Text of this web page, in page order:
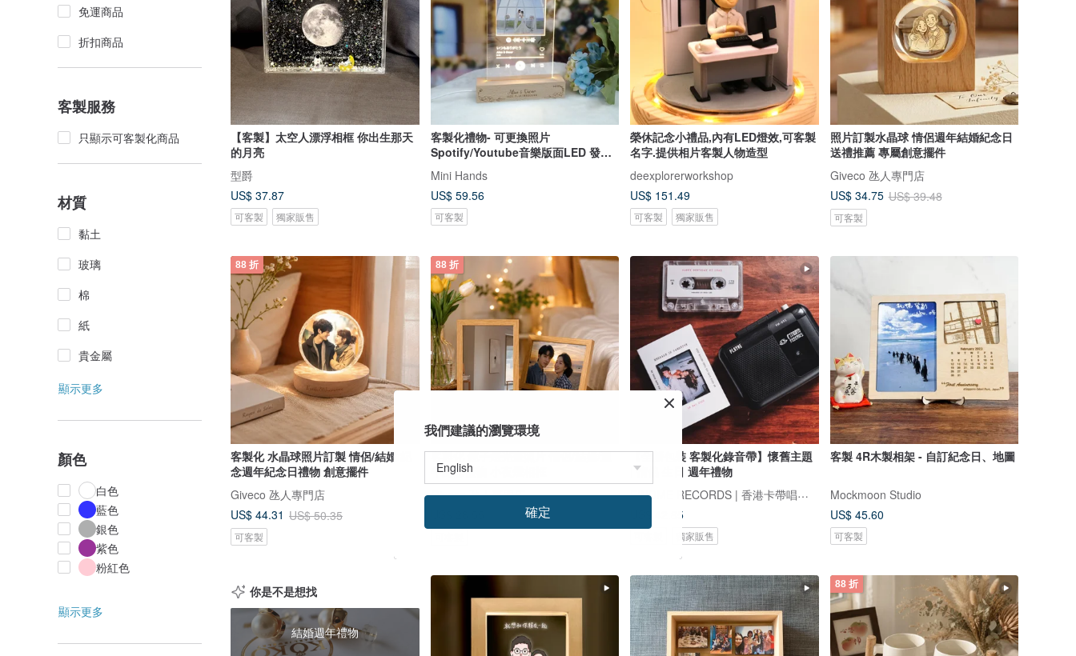
免運商品
折扣商品
客製服務
只顯示可客製化商品
材質
黏土
玻璃
棉
紙
貴金屬
顯示更多
顏色
白色
藍色
銀色
紫色
粉紅色
顯示更多
【客製】太空人漂浮相框 你出生那天
的月亮
型爵
US$ 37.87
可客製 獨家販售
客製化禮物- 可更換照片
Spotify/Youtube音樂版面LED 發光
Mini Hands
US$ 59.56
可客製
榮休記念小禮品,內有LED燈效,可客製
名字.提供相片客製人物造型
deexplorerworkshop
US$ 151.49
可客製 獨家販售
照片訂製水晶球 情侶週年結婚紀念日
送禮推薦 專屬創意擺件
Giveco 氹人專門店
US$ 34.75 US$ 39.48
可客製
88 折
客製化 水晶球照片訂製 情侶/結婚/紀
念週年紀念日禮物 創意擺件
Giveco 氹人專門店
US$ 44.31 US$ 50.35
可客製
88 折
客製化 鏡子燈光畫照片 情侶/結婚/週
年紀念禮物 小夜燈相框
Giveco 氹人專門店
US$ 32.44
【全新包裝 客製化錄音帶】懷舊主題
| 情侶 生日 週年禮物
FINDME RECORDS | 香港卡帶唱片生活店
US$ 42.85
獨家販售
客製 4R木製相架 - 自訂紀念日、地圖
Mockmoon Studio
US$ 45.60
可客製
你是不是想找
結婚週年禮物
88 折
我們建議的瀏覽環境
確定